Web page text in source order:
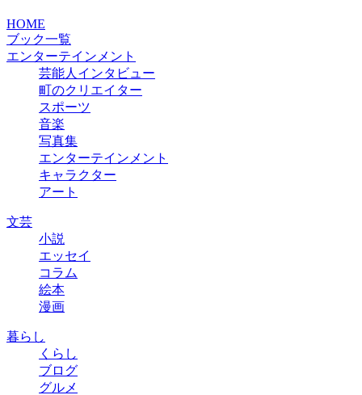
HOME
ブック一覧
エンターテインメント
芸能人インタビュー
町のクリエイター
スポーツ
音楽
写真集
エンターテインメント
キャラクター
アート
文芸
小説
エッセイ
コラム
絵本
漫画
暮らし
くらし
ブログ
グルメ